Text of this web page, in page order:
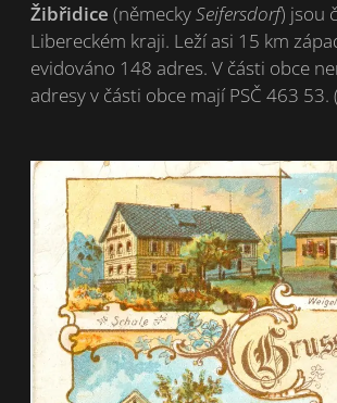
Žibřidice (německySeifersdorf) jsou
Libereckém kraji. Leží asi 15 km
evidováno 148 adres. V části obce
adresy v části obce mají PSČ 463